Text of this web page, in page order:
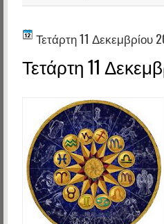
Τετάρτη 11 Δεκεμβρίου
Τετάρτη 11